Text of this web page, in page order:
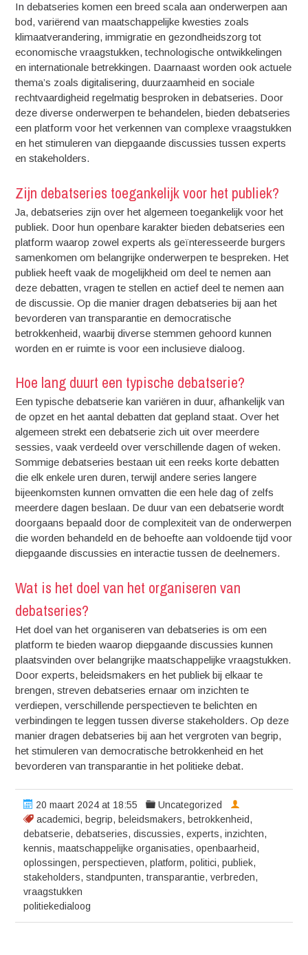
In debatseries komen een breed scala aan onderwerpen aan
bod, variërend van maatschappelijke kwesties zoals
klimaatverandering, immigratie en gezondheidszorg tot
economische vraagstukken, technologische ontwikkelingen
en internationale betrekkingen. Daarnaast worden ook actuele
thema’s zoals digitalisering, duurzaamheid en sociale
rechtvaardigheid regelmatig besproken in debatseries. Door
deze diverse onderwerpen te behandelen, bieden debatseries
een platform voor het verkennen van complexe vraagstukken
en het stimuleren van diepgaande discussies tussen experts
en stakeholders.
Zijn debatseries toegankelijk voor het publiek?
Ja, debatseries zijn over het algemeen toegankelijk voor het
publiek. Door hun openbare karakter bieden debatseries een
platform waarop zowel experts als geïnteresseerde burgers
samenkomen om belangrijke onderwerpen te bespreken. Het
publiek heeft vaak de mogelijkheid om deel te nemen aan
deze debatten, vragen te stellen en actief deel te nemen aan
de discussie. Op die manier dragen debatseries bij aan het
bevorderen van transparantie en democratische
betrokkenheid, waarbij diverse stemmen gehoord kunnen
worden en er ruimte is voor een inclusieve dialoog.
Hoe lang duurt een typische debatserie?
Een typische debatserie kan variëren in duur, afhankelijk van
de opzet en het aantal debatten dat gepland staat. Over het
algemeen strekt een debatserie zich uit over meerdere
sessies, vaak verdeeld over verschillende dagen of weken.
Sommige debatseries bestaan uit een reeks korte debatten
die elk enkele uren duren, terwijl andere series langere
bijeenkomsten kunnen omvatten die een hele dag of zelfs
meerdere dagen beslaan. De duur van een debatserie wordt
doorgaans bepaald door de complexiteit van de onderwerpen
die worden behandeld en de behoefte aan voldoende tijd voor
diepgaande discussies en interactie tussen de deelnemers.
Wat is het doel van het organiseren van
debatseries?
Het doel van het organiseren van debatseries is om een
platform te bieden waarop diepgaande discussies kunnen
plaatsvinden over belangrijke maatschappelijke vraagstukken.
Door experts, beleidsmakers en het publiek bij elkaar te
brengen, streven debatseries ernaar om inzichten te
verdiepen, verschillende perspectieven te belichten en
verbindingen te leggen tussen diverse stakeholders. Op deze
manier dragen debatseries bij aan het vergroten van begrip,
het stimuleren van democratische betrokkenheid en het
bevorderen van transparantie in het politieke debat.
20 maart 2024 at 18:55
Uncategorized
academici, begrip, beleidsmakers, betrokkenheid,
debatserie,debatseries,discussies,experts,inzichten,
kennis,maatschappelijke organisaties,openbaarheid,
oplossingen,perspectieven,platform,politici,publiek,
stakeholders,standpunten,transparantie,verbreden,
vraagstukken
politiekedialoog